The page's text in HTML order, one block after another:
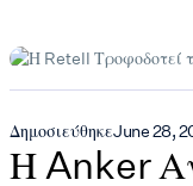
ΔημοσιεύθηκεJune 28,
Η Anker